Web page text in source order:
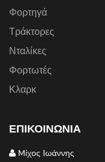
Φορτηγά
Τράκτορες
Νταλίκες
Φορτωτές
Κλαρκ
ΕΠΙΚΟΙΝΩΝΙΑ
Mίχος Ιωάννης